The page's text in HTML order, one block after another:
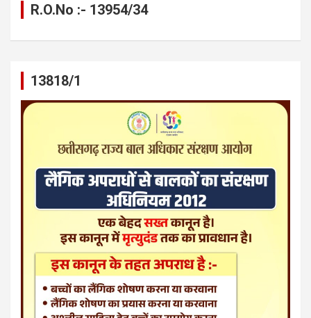
R.O.No :- 13954/34
13818/1